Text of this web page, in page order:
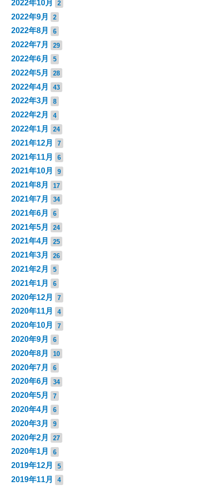
2022年10月 2
2022年9月 2
2022年8月 6
2022年7月 29
2022年6月 5
2022年5月 28
2022年4月 43
2022年3月 8
2022年2月 4
2022年1月 24
2021年12月 7
2021年11月 6
2021年10月 9
2021年8月 17
2021年7月 34
2021年6月 6
2021年5月 24
2021年4月 25
2021年3月 26
2021年2月 5
2021年1月 6
2020年12月 7
2020年11月 4
2020年10月 7
2020年9月 6
2020年8月 10
2020年7月 6
2020年6月 34
2020年5月 7
2020年4月 6
2020年3月 9
2020年2月 27
2020年1月 6
2019年12月 5
2019年11月 4